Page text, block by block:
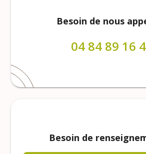
Besoin de nous
04 84 89 16
Besoin de